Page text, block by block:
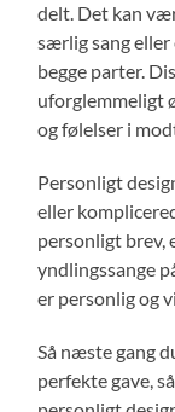
delt. Det kan
særlig sang
begge parter.
uforglemmeligt
og følelser i
Personligt
eller
personligt brev,
yndlingssange
er personlig og
Så næste gang
perfekte gave,